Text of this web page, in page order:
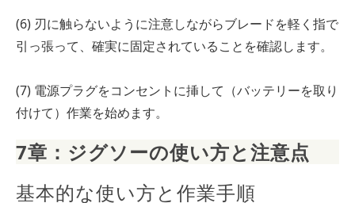
(6) 刃に触らないように注意しながらブレードを軽く指で
引っ張って、確実に固定されていることを確認します。
(7) 電源プラグをコンセントに挿して（バッテリーを取り
付けて）作業を始めます。
7章：ジグソーの使い方と注意点
基本的な使い方と作業手順